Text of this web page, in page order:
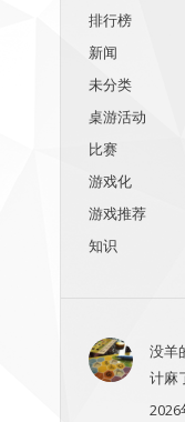
排行榜
新闻
未分类
桌游活动
比赛
游戏化
游戏推荐
知识
没羊
计麻
2026